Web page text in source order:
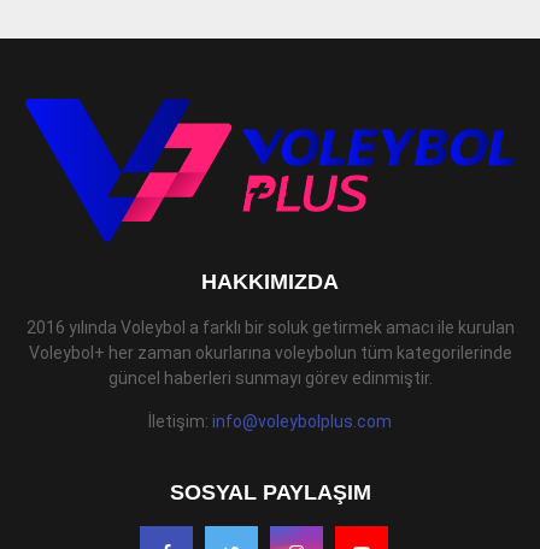
HAKKIMIZDA
2016 yılında Voleybol a farklı bir soluk getirmek amacı ile kurulan
Voleybol+ her zaman okurlarına voleybolun tüm kategorilerinde
güncel haberleri sunmayı görev edinmiştir.
İletişim: info@voleybolplus.com
SOSYAL PAYLAŞIM